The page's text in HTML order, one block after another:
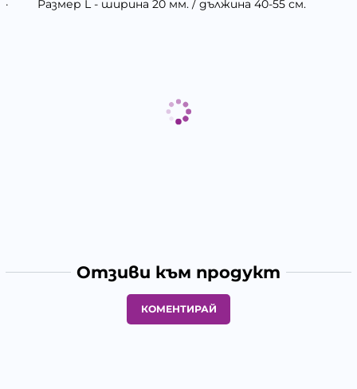
·
Размер L - ширина 20 мм. / дължина 40-55 см.
Отзиви към продукт
КОМЕНТИРАЙ